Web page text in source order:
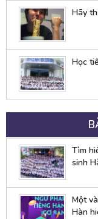
Hãy
Học
Tìm
sinh
Một
Hàn